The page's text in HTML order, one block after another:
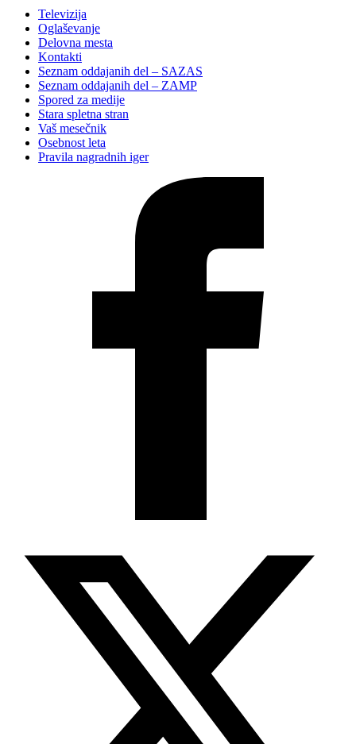
Televizija
Oglaševanje
Delovna mesta
Kontakti
Seznam oddajanih del – SAZAS
Seznam oddajanih del – ZAMP
Spored za medije
Stara spletna stran
Vaš mesečnik
Osebnost leta
Pravila nagradnih iger